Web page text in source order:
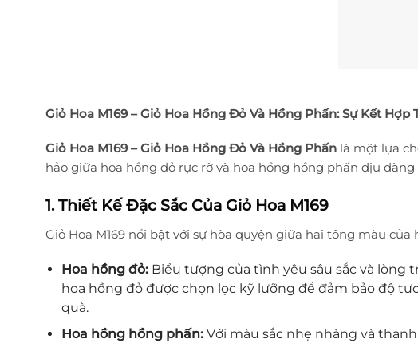
Giỏ Hoa M169 – Giỏ Hoa Hồng Đỏ Và Hồng Phấn: Sự Kết Hợp
Giỏ Hoa M169 – Giỏ Hoa Hồng Đỏ Và Hồng Phấn là một lựa
hảo giữa hoa hồng đỏ rực rỡ và hoa hồng hồng phấn dịu
1. Thiết Kế Đặc Sắc Của Giỏ Hoa M169
Giỏ Hoa M169 nổi bật với sự hòa quyện giữa hai tông màu của
Hoa hồng đỏ: Biểu tượng của tình yêu sâu sắc và lòng
hoa hồng đỏ được chọn lọc kỹ lưỡng để đảm bảo độ
quà.
Hoa hồng hồng phấn: Với màu sắc nhẹ nhàng và